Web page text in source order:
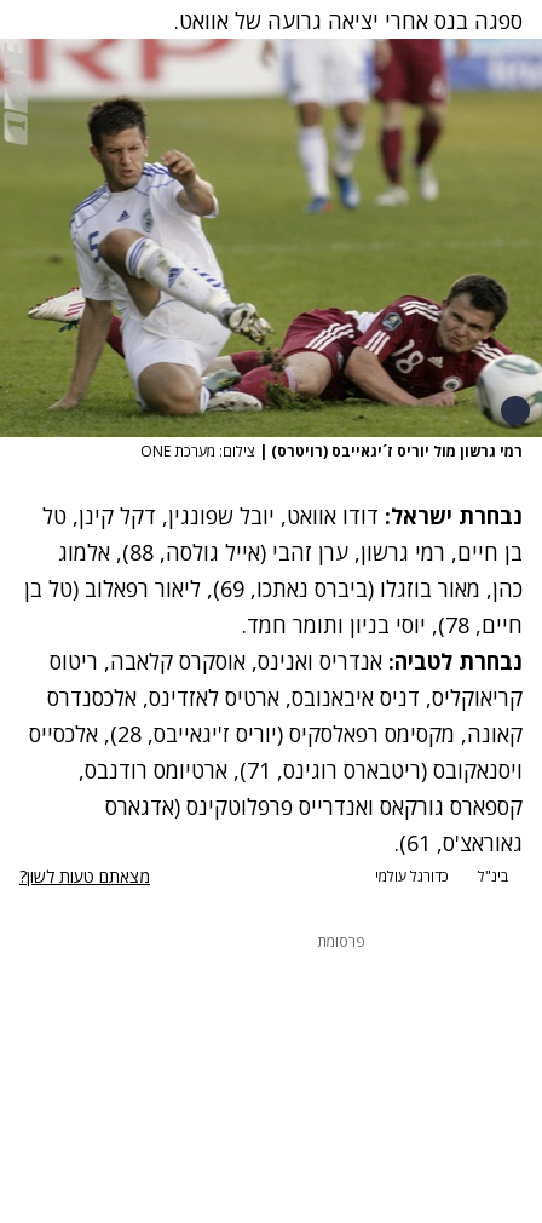
ספגה בנס אחרי יציאה גרועה של אוואט.
רמי גרשון מול יוריס ז´יגאייבס (רויטרס) | צילום: מערכת ONE
נבחרת ישראל: דודו אוואט, יובל שפונגין, דקל קינן, טל
בן חיים, רמי גרשון, ערן זהבי (אייל גולסה, 88), אלמוג
כהן, מאור בוזגלו (ביברס נאתכו, 69), ליאור רפאלוב (טל בן
חיים, 78), יוסי בניון ותומר חמד.
נבחרת לטביה: אנדריס ואנינס, אוסקרס קלאבה, ריטוס
קריאוקליס, דניס איבאנובס, ארטיס לאזדינס, אלכסנדרס
קאונה, מקסימס רפאלסקיס (יוריס ז'יגאייבס, 28), אלכסייס
ויסנאקובס (ריטבארס רוגינס, 71), ארטיומס רודנבס,
קספארס גורקאס ואנדרייס פרפלוטקינס (אדגארס
גאוראצ'ס, 61).
בינ"ל כדורגל עולמי מצאתם טעות לשון?
פרסומת